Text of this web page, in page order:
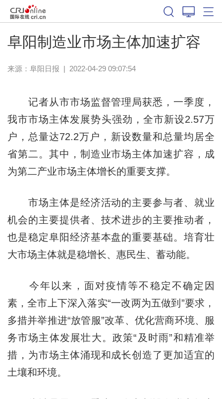
阜阳制造业市场主体加速扩容
来源： 阜阳日报 | 2022-04-29 09:07:54
记者从市市场监督管理局获悉，一季度，
我市市场主体发展势头强劲，全市新设2.57万
户，总量达72.2万户，新设数量和总量均居全
省第二。其中，制造业市场主体加速扩容，成
为第二产业市场主体增长的重要支撑。
市场主体是经济活动的主要参与者、就业
机会的主要提供者、技术进步的主要推动者，
也是稳定阜阳经济基本盘的重要基础。培育壮
大市场主体就是稳增长、惠民生、蓄动能。
今年以来，面对疫情等不稳定不确定因
素，全市上下深入落实“一改两为五做到”要求，
多措并举推进“放管服”改革、优化营商环境、服
务市场主体发展壮大。政策“及时雨”和精准举
措，为市场主体涌现和成长创造了更加适宜的
土壤和环境。